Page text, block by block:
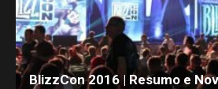
BlizzCon 2016 | Resumo e